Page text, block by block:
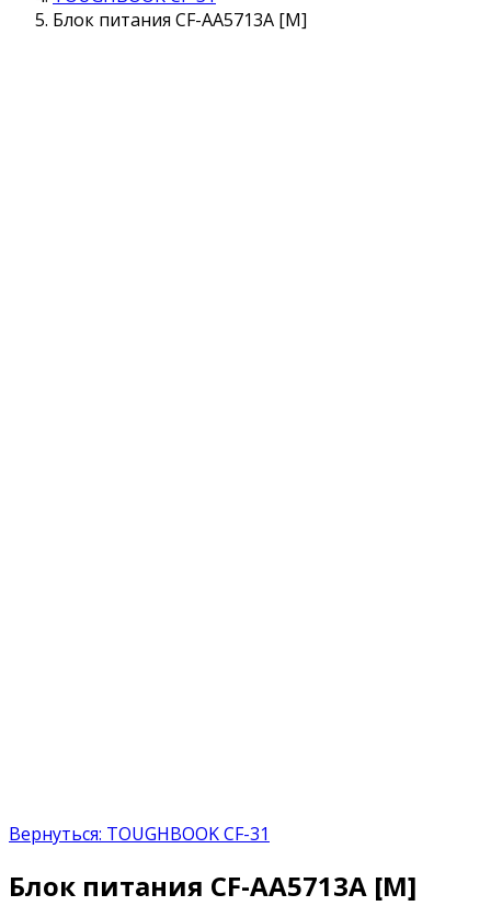
Блок питания CF-AA5713A [M]
Вернуться: TOUGHBOOK CF-31
Блок питания CF-AA5713A [M]